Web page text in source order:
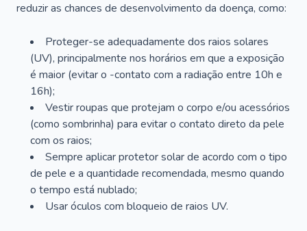
reduzir as chances de desenvolvimento da doença, como:
Proteger-se adequadamente dos raios solares
(UV), principalmente nos horários em que a exposição
é maior (evitar o -contato com a radiação entre 10h e
16h);
Vestir roupas que protejam o corpo e/ou acessórios
(como sombrinha) para evitar o contato direto da pele
com os raios;
Sempre aplicar protetor solar de acordo com o tipo
de pele e a quantidade recomendada, mesmo quando
o tempo está nublado;
Usar óculos com bloqueio de raios UV.